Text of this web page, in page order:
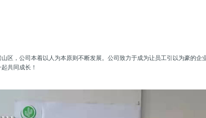
区，公司本着以人为本原则不断发展。公司致力于成为让员工引以为豪的企
共同成长！